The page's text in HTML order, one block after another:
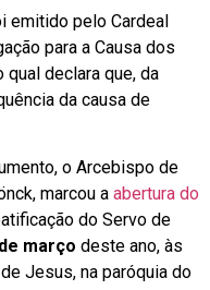
emitido pelo Cardeal
para a Causa dos
qual declara que, da
da causa de
o Arcebispo de
marcou a abertura do
do Servo de
março deste ano, às
Jesus, na paróquia do